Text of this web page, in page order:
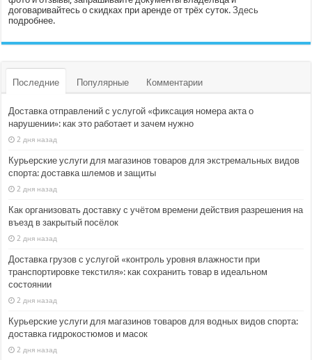
договаривайтесь о скидках при аренде от трёх суток.Здесь
подробнее.
Последние Популярные Комментарии
Доставка отправлений с услугой «фиксация номера акта о
нарушении»: как это работает и зачем нужно
2 дня назад
Курьерские услуги для магазинов товаров для экстремальных видов
спорта: доставка шлемов и защиты
2 дня назад
Как организовать доставку с учётом времени действия разрешения на
въезд в закрытый посёлок
2 дня назад
Доставка грузов с услугой «контроль уровня влажности при
транспортировке текстиля»: как сохранить товар в идеальном
состоянии
2 дня назад
Курьерские услуги для магазинов товаров для водных видов спорта:
доставка гидрокостюмов и масок
2 дня назад